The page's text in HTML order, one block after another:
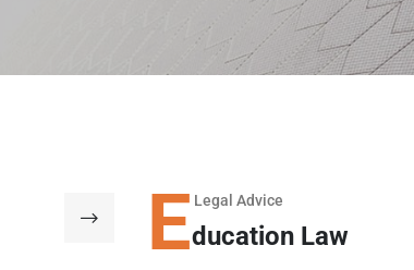
Legal Advice
Education Law